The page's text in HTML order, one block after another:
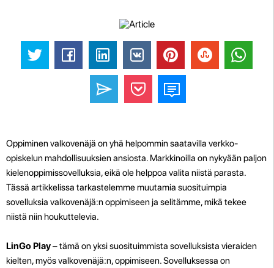
Oppiminen valkovenäjä on yhä helpommin saatavilla verkko-
opiskelun mahdollisuuksien ansiosta. Markkinoilla on nykyään paljon
kielenoppimissovelluksia, eikä ole helppoa valita niistä parasta.
Tässä artikkelissa tarkastelemme muutamia suosituimpia
sovelluksia valkovenäjä:n oppimiseen ja selitämme, mikä tekee
niistä niin houkuttelevia.
LinGo Play– tämä on yksi suosituimmista sovelluksista vieraiden
kielten, myös valkovenäjä:n, oppimiseen. Sovelluksessa on